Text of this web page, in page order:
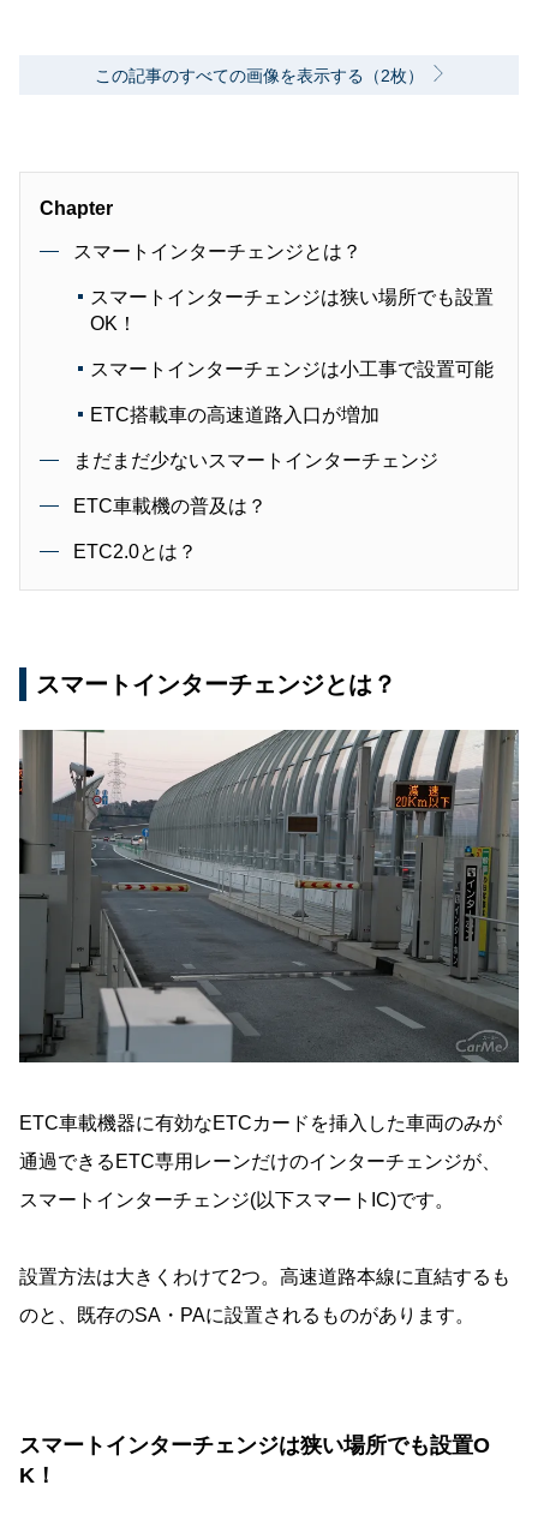
この記事のすべての画像を表示する（2枚）
Chapter
スマートインターチェンジとは？
スマートインターチェンジは狭い場所でも設置
OK！
スマートインターチェンジは小工事で設置可能
ETC搭載車の高速道路入口が増加
まだまだ少ないスマートインターチェンジ
ETC車載機の普及は？
ETC2.0とは？
スマートインターチェンジとは？
ETC車載機器に有効なETCカードを挿入した車両のみが
通過できるETC専用レーンだけのインターチェンジが、
スマートインターチェンジ(以下スマートIC)です。
設置方法は大きくわけて2つ。高速道路本線に直結するも
のと、既存のSA・PAに設置されるものがあります。
スマートインターチェンジは狭い場所でも設置O
K！